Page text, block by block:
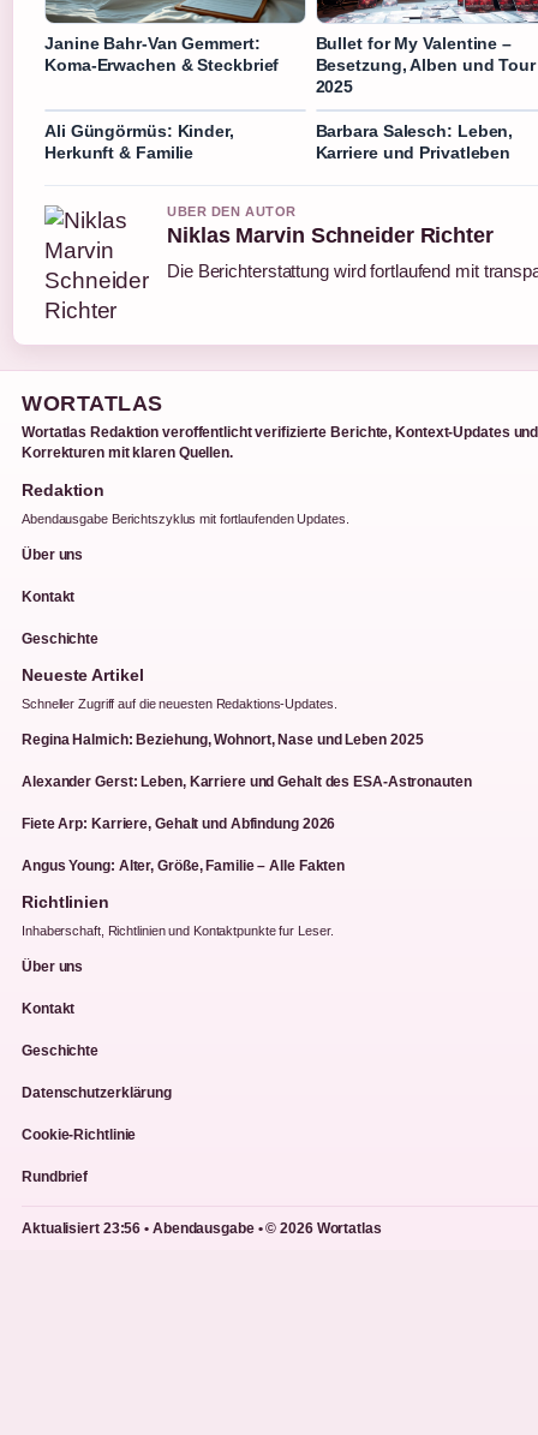
Janine Bahr-Van Gemmert:
Koma-Erwachen & Steckbrief
Bullet for My Valentine –
Besetzung, Alben und Tour
2025
Ali Güngörmüs: Kinder,
Herkunft & Familie
Barbara Salesch: Leben,
Karriere und Privatleben
UBER DEN AUTOR
Niklas Marvin Schneider Richter
Die Berichterstattung wird fortlaufend mit
WORTATLAS
Wortatlas Redaktion veroffentlicht verifizierte Berichte, Kontext-Updates und
Korrekturen mit klaren Quellen.
Redaktion
Abendausgabe Berichtszyklus mit fortlaufenden Updates.
Über uns
Kontakt
Geschichte
Neueste Artikel
Schneller Zugriff auf die neuesten Redaktions-Updates.
Regina Halmich: Beziehung, Wohnort, Nase und Leben 2025
Alexander Gerst: Leben, Karriere und Gehalt des ESA-Astronauten
Fiete Arp: Karriere, Gehalt und Abfindung 2026
Angus Young: Alter, Größe, Familie – Alle Fakten
Richtlinien
Inhaberschaft, Richtlinien und Kontaktpunkte fur Leser.
Über uns
Kontakt
Geschichte
Datenschutzerklärung
Cookie-Richtlinie
Rundbrief
Aktualisiert 23:56 • Abendausgabe • © 2026 Wortatlas